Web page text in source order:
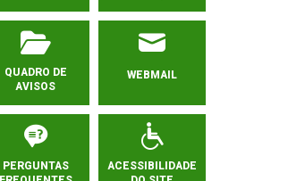
QUADRO DE
AVISOS
WEBMAIL
PERGUNTAS
ACESSIBILIDADE